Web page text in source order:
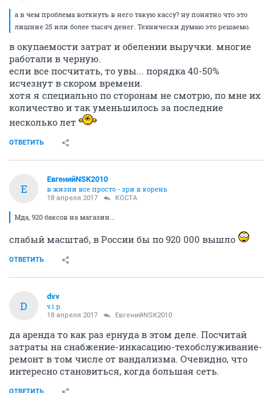
а в чем проблема воткнуть в него такую кассу? ну понятно что это
лишние 25 или более тысяч денег. Технически думаю это решаемо.
в окупаемости затрат и обелении выручки. многие
работали в черную.
если все посчитать, то увы... порядка 40-50%
исчезнут в скором времени.
хотя я специально по сторонам не смотрю, по мне их
количество и так уменьшилось за последние
несколько лет
ОТВЕТИТЬ
Е
ЕвгенийNSK2010
в жизни все просто - зри в корень
18 апреля 2017 KOCTA
Мда, 920 баксов на магазин...
слабый масштаб, в России бы по 920 000 вышло
ОТВЕТИТЬ
D
dvv
v.i.p.
18 апреля 2017 ЕвгенийNSK2010
да аренда то как раз ернуда в этом деле. Посчитай
затраты на снабжение-инкасацию-техобслуживание-
ремонт в том числе от вандализма. Очевидно, что
интересно становиться, когда большая сеть.